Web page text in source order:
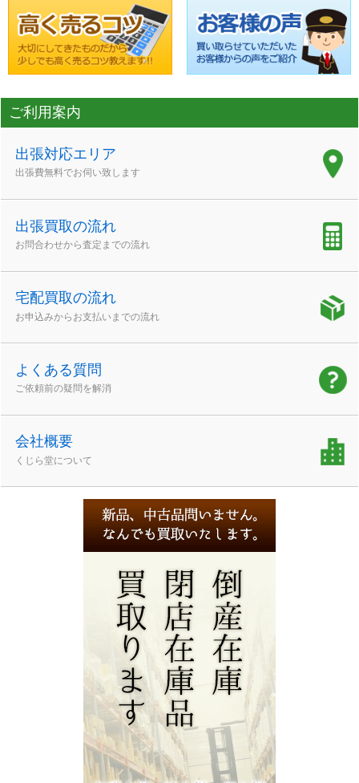
ご利用案内
出張対応エリア
出張費無料でお伺い致します
出張買取の流れ
お問合わせから査定までの流れ
宅配買取の流れ
お申込みからお支払いまでの流れ
よくある質問
ご依頼前の疑問を解消
会社概要
くじら堂について